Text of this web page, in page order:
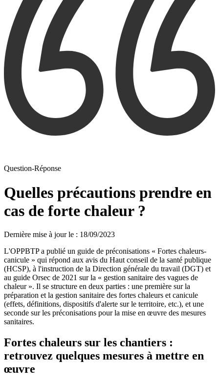
Question-Réponse
Quelles précautions prendre en
cas de forte chaleur ?
Dernière mise à jour le : 18/09/2023
L'OPPBTP a publié un guide de préconisations « Fortes chaleurs-
canicule » qui répond aux avis du Haut conseil de la santé publique
(HCSP), à l'instruction de la Direction générale du travail (DGT) et
au guide Orsec de 2021 sur la « gestion sanitaire des vagues de
chaleur ». Il se structure en deux parties : une première sur la
préparation et la gestion sanitaire des fortes chaleurs et canicule
(effets, définitions, dispositifs d'alerte sur le territoire, etc.), et une
seconde sur les préconisations pour la mise en œuvre des mesures
sanitaires.
Fortes chaleurs sur les chantiers :
retrouvez quelques mesures à mettre en
œuvre